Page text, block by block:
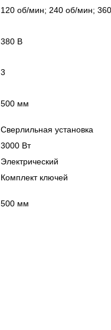
120 об/мин; 240 об/мин;
380 В
3
500 мм
Сверлильная установка
3000 Вт
Электрический
Комплект ключей
500 мм